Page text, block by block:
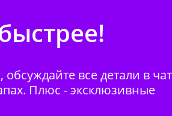
все детали в
Плюс - эксклюзивные